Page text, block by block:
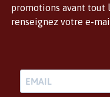
promotions avant tout
renseignez votre e-